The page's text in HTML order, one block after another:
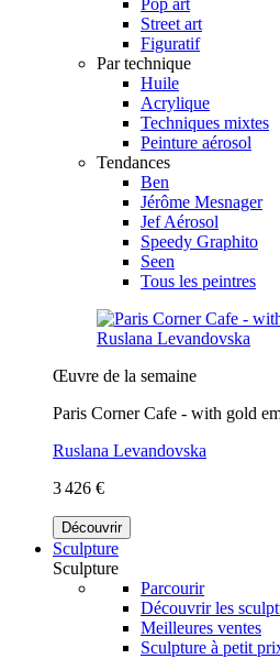
Street art
Figuratif
Par technique
Huile
Acrylique
Techniques mixtes
Peinture aérosol
Tendances
Ben
Jérôme Mesnager
Jef Aérosol
Speedy Graphito
Seen
Tous les peintres
Œuvre de la semaine
Paris Corner Cafe - with gold
Ruslana Levandovska
3 426 €
Découvrir
Sculpture
Sculpture
Parcourir
Découvrir les
Meilleures ventes
Sculpture à petit